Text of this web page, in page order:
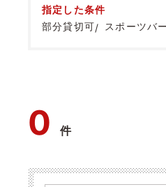
指定した条件
部分貸切可
スポーツバー
0件